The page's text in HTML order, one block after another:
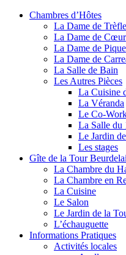
Chambres d’Hôtes
La Dame de Trèfle
La Dame de Cœur
La Dame de Pique
La Dame de
La Salle de Bain
Les Autres Pièces
La Cuisine
La Véranda
Le Co-
La Salle du
Le Jardin
Les stages
Gîte de la Tour
La Chambre du
La Chambre en
La Cuisine
Le Salon
Le Jardin de la
L’échauguette
Informations Pratiques
Activités locales